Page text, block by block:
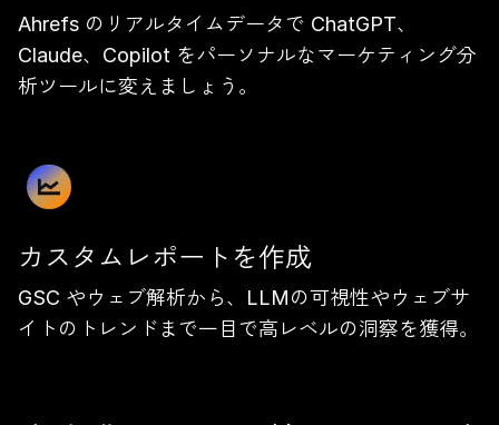
Ahrefs のリアルタイムデータで ChatGPT、
Claude、Copilot をパーソナルなマーケティング分
析ツールに変えましょう。
カスタムレポートを作成
GSC やウェブ解析から、LLMの可視性やウェブサ
イトのトレンドまで一目で高レベルの洞察を獲得。